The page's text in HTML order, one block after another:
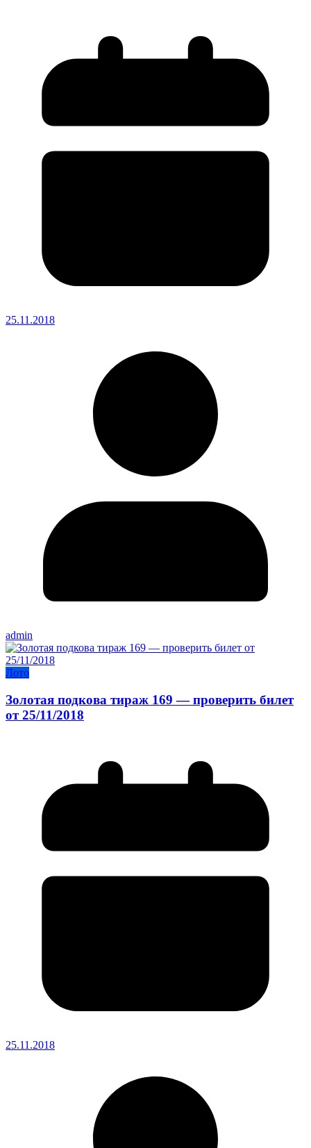
25.11.2018
admin
Лото
Золотая подкова тираж 169 — проверить билет
от 25/11/2018
25.11.2018